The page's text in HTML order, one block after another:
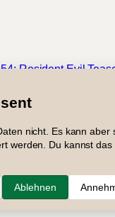
Resident Evil